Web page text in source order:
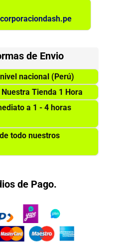
de Envio
nacional (Perú)
Tienda 1 Hora
a 1 - 4 horas
todo nuestros
de Pago.